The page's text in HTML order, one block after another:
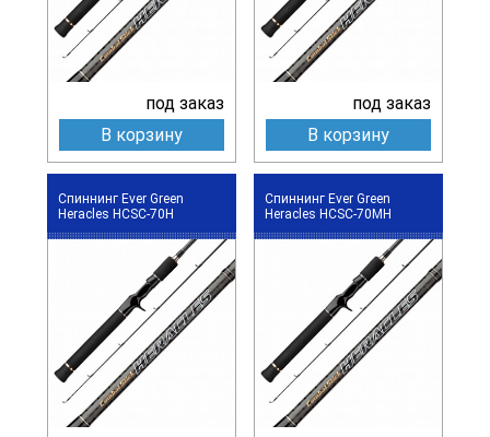
под заказ
В корзину
под заказ
В корзину
Спиннинг Ever Green
Heracles HCSC-70H
Спиннинг Ever Green
Heracles HCSC-70MH